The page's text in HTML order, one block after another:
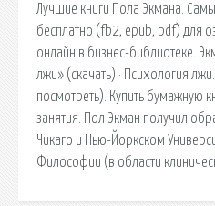
Лучшие книги Пола Экмана.
бесплатно (fb2, epub, pdf) для
онлайн в бизнес-библиотеке.
лжи» (скачать) · Психология
посмотреть). Купить бумажную
занятия. Пол Экман получил
Чикаго и Нью-Йоркском
Философии (в области